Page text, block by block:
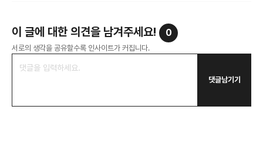
이 글에 대한 의견을 남겨주세요! 0
서로의 생각을 공유할수록 인사이트가 커집니다.
댓글남기기